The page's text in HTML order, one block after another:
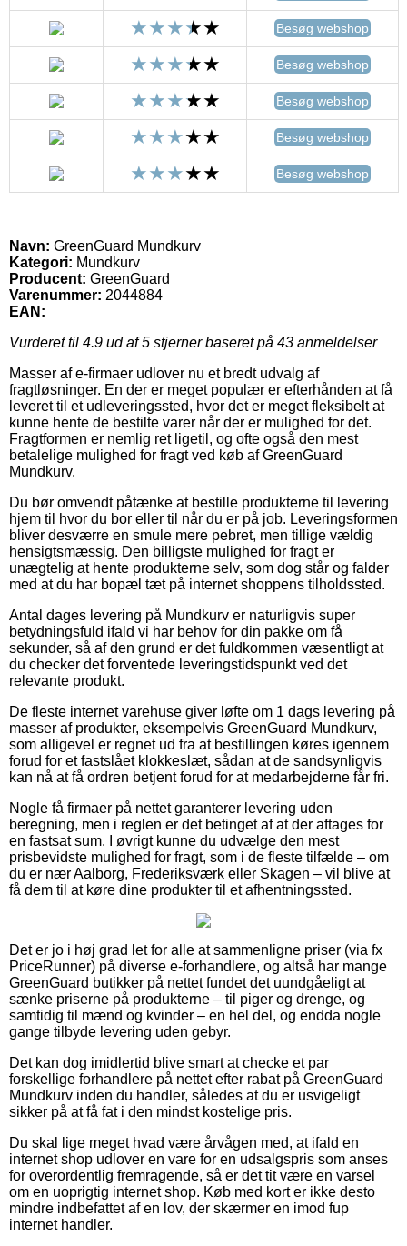
Besøg webshop
Besøg webshop
Besøg webshop
Besøg webshop
Besøg webshop
Navn: GreenGuard Mundkurv
Kategori: Mundkurv
Producent: GreenGuard
Varenummer: 2044884
EAN:
Vurderet til 4.9 ud af 5 stjerner baseret på 43 anmeldelser
Masser af e-firmaer udlover nu et bredt udvalg af
fragtløsninger. En der er meget populær er efterhånden at få
leveret til et udleveringssted, hvor det er meget fleksibelt at
kunne hente de bestilte varer når der er mulighed for det.
Fragtformen er nemlig ret ligetil, og ofte også den mest
betalelige mulighed for fragt ved køb af GreenGuard
Mundkurv.
Du bør omvendt påtænke at bestille produkterne til levering
hjem til hvor du bor eller til når du er på job. Leveringsformen
bliver desværre en smule mere pebret, men tillige vældig
hensigtsmæssig. Den billigste mulighed for fragt er
unægtelig at hente produkterne selv, som dog står og falder
med at du har bopæl tæt på internet shoppens tilholdssted.
Antal dages levering på Mundkurv er naturligvis super
betydningsfuld ifald vi har behov for din pakke om få
sekunder, så af den grund er det fuldkommen væsentligt at
du checker det forventede leveringstidspunkt ved det
relevante produkt.
De fleste internet varehuse giver løfte om 1 dags levering på
masser af produkter, eksempelvis GreenGuard Mundkurv,
som alligevel er regnet ud fra at bestillingen køres igennem
forud for et fastslået klokkeslæt, sådan at de sandsynligvis
kan nå at få ordren betjent forud for at medarbejderne får fri.
Nogle få firmaer på nettet garanterer levering uden
beregning, men i reglen er det betinget af at der aftages for
en fastsat sum. I øvrigt kunne du udvælge den mest
prisbevidste mulighed for fragt, som i de fleste tilfælde – om
du er nær Aalborg, Frederiksværk eller Skagen – vil blive at
få dem til at køre dine produkter til et afhentningssted.
Det er jo i høj grad let for alle at sammenligne priser (via fx
PriceRunner) på diverse e-forhandlere, og altså har mange
GreenGuard butikker på nettet fundet det uundgåeligt at
sænke priserne på produkterne – til piger og drenge, og
samtidig til mænd og kvinder – en hel del, og endda nogle
gange tilbyde levering uden gebyr.
Det kan dog imidlertid blive smart at checke et par
forskellige forhandlere på nettet efter rabat på GreenGuard
Mundkurv inden du handler, således at du er usvigeligt
sikker på at få fat i den mindst kostelige pris.
Du skal lige meget hvad være årvågen med, at ifald en
internet shop udlover en vare for en udsalgspris som anses
for overordentlig fremragende, så er det tit være en varsel
om en uoprigtig internet shop. Køb med kort er ikke desto
mindre indbefattet af en lov, der skærmer en imod fup
internet handler.